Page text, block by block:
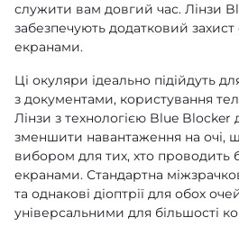
служити вам довгий час. Лінзи
забезпечують додатковий
екранами.
Ці окуляри ідеально підійдуть
з документами, користування
Лінзи з технологією Blue Blocker
зменшити навантаження на очі,
вибором для тих, хто проводить
екранами. Стандартна
та однакові діоптрії для обох
універсальними для більшості